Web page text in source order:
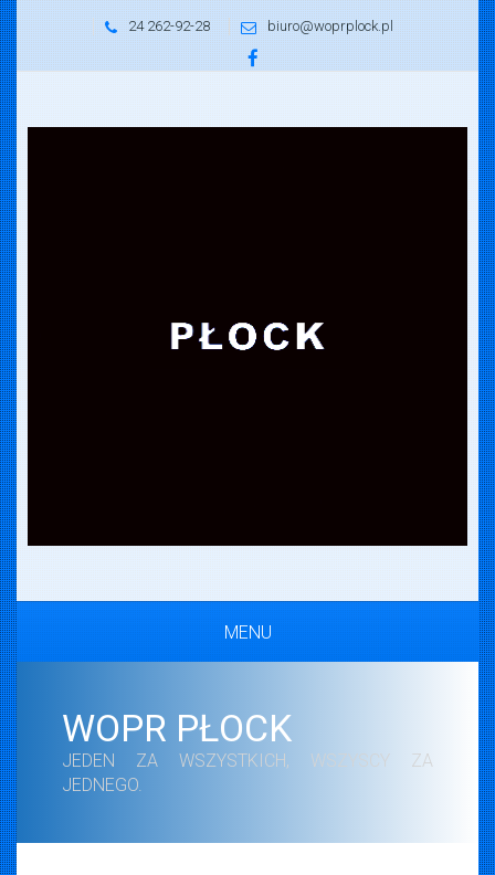
24 262-92-28 biuro@woprplock.pl
MENU
WOPR PŁOCK
JEDEN ZA WSZYSTKICH, WSZYSCY ZA
JEDNEGO.